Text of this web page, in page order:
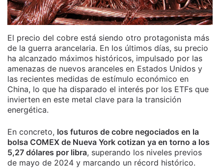
El precio del cobre está siendo otro protagonista más
de la guerra arancelaria. En los últimos días, su precio
ha alcanzado máximos históricos, impulsado por las
amenazas de nuevos aranceles en Estados Unidos y
las recientes medidas de estímulo económico en
China, lo que ha disparado el interés por los ETFs que
invierten en este metal clave para la transición
energética.
En concreto, los futuros de cobre negociados en la
bolsa COMEX de Nueva York cotizan ya en torno a los
5,27 dólares por libra, superando los niveles previos
de mayo de 2024 y marcando un récord histórico.